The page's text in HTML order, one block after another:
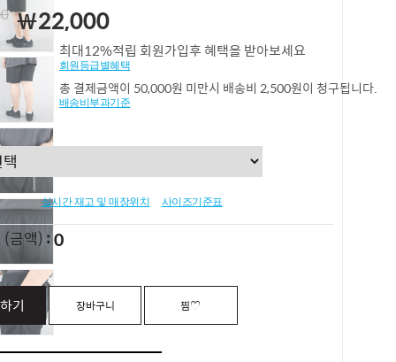
￦22,000
최대12%적립 회원가입후 혜택을 받아보세요
회원등급별혜택
총 결제금액이 50,000원 미만시 배송비 2,500원이 청구됩니다.
배송비부과기준
실시간 재고 및 매장위치 사이즈기준표
(금액) 0
기 장바구니 찜♡